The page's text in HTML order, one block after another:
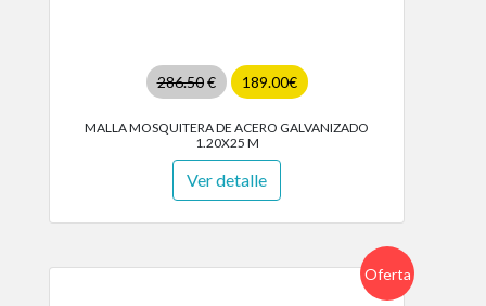
286.50€ 189.00€
MALLA MOSQUITERA DE ACERO GALVANIZADO
1.20X25 M
Ver detalle
Oferta